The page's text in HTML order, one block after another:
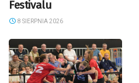
Festivalu
8 SIERPNIA 2026